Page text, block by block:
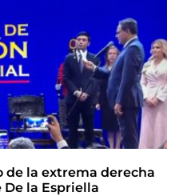
de la extrema derecha
la Espriella